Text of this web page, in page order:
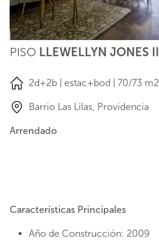
PISO LLEWELLYN JONES II
2d+2b | estac+bod | 70/73 m2
Barrio Las Lilas, Providencia
Arrendado
Características Principales
Año de Construcción: 2009